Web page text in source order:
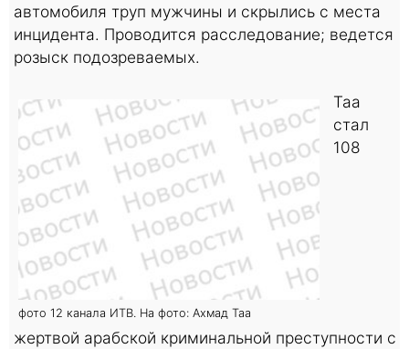
автомобиля труп мужчины и скрылись с места
инцидента. Проводится расследование; ведется
розыск подозреваемых.
фото 12 канала ИТВ. На фото: Ахмад Таа
Таа
стал
108
жертвой арабской криминальной преступности с